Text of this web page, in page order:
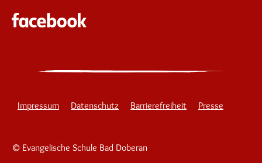
© Evangelische Schule Bad Doberan
Impressum Datenschutz Barrierefreiheit Presse